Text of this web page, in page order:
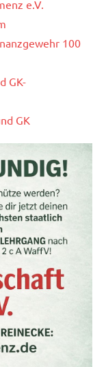
e.V.
100
GK-
GK